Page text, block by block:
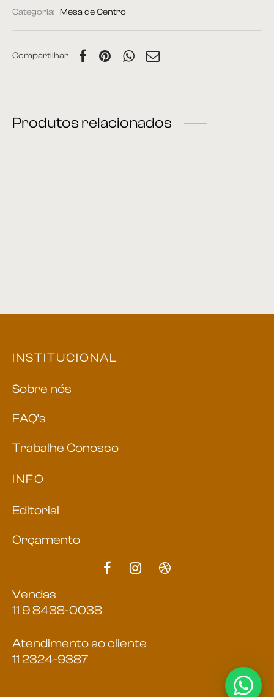
Categoria: Mesa de Centro
Compartilhar
Produtos relacionados
INSTITUCIONAL
Sobre nós
FAQ’s
Trabalhe Conosco
INFO
Editorial
Orçamento
Vendas
11 9 8438-0038
Atendimento ao cliente
11 2324-9387